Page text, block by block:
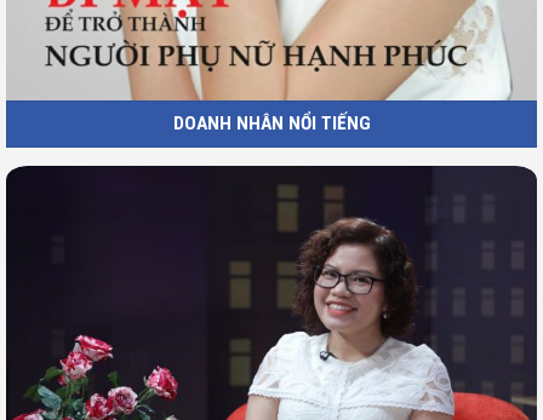
DOANH NHÂN NỔI TIẾNG